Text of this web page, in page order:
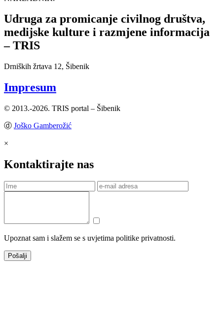
Udruga za promicanje civilnog društva,
medijske kulture i razmjene informacija
– TRIS
Drniških žrtava 12, Šibenik
Impresum
© 2013.-2026. TRIS portal – Šibenik
ⓓ Joško Gamberožić
×
Kontaktirajte nas
Upoznat sam i slažem se s uvjetima politike privatnosti.
Pošalji